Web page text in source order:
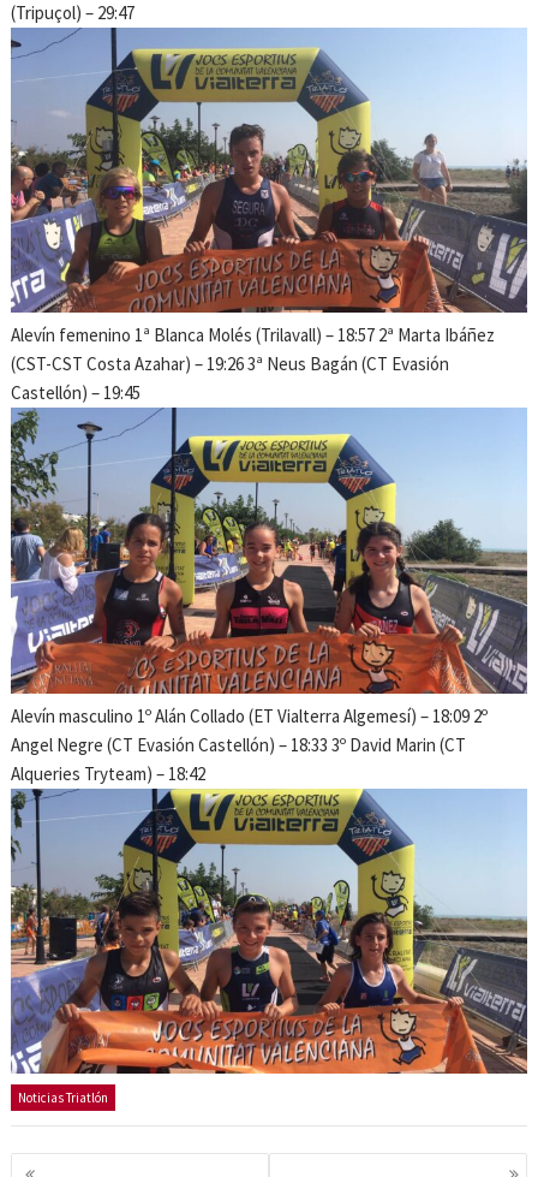
(Tripuçol) – 29:47
Alevín femenino 1ª Blanca Molés (Trilavall) – 18:57 2ª Marta Ibáñez
(CST-CST Costa Azahar) – 19:26 3ª Neus Bagán (CT Evasión
Castellón) – 19:45
Alevín masculino 1º Alán Collado (ET Vialterra Algemesí) – 18:09 2º
Angel Negre (CT Evasión Castellón) – 18:33 3º David Marin (CT
Alqueries Tryteam) – 18:42
Noticias Triatlón
Navegación